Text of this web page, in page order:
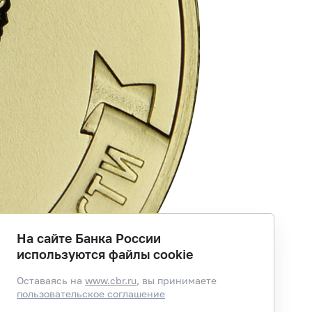
На сайте Банка России
используются файлы cookie
Оставаясь наwww.cbr.ru, вы принимаете
пользовательское соглашение